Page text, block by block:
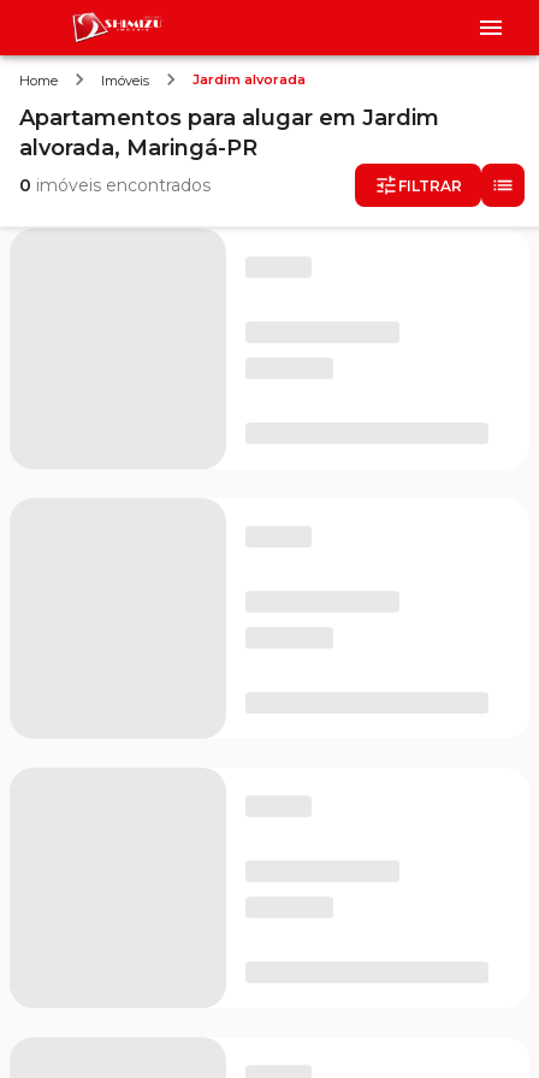
Home Imóveis Jardim alvorada
Apartamentos para alugar em Jardim
alvorada, Maringá-PR
0 imóveis encontrados FILTRAR